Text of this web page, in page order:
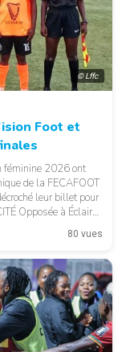
© Lffc
Foot et
féminine 2026 ont
de la FECAFOOT
leur billet pour
Opposée à Éclair
80 vues